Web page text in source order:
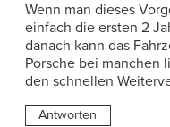
Wenn man dieses
einfach die ersten 2
danach kann das
Porsche bei manchen
den schnellen
Antworten